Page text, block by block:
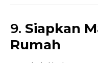
9. Siapkan
Rumah